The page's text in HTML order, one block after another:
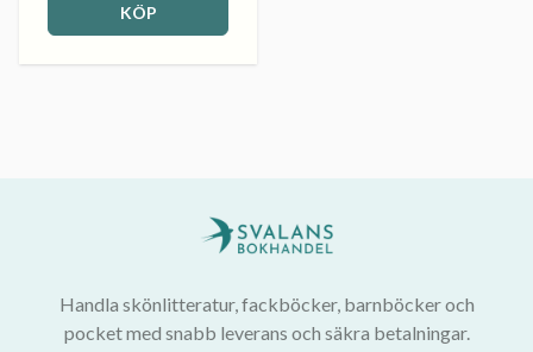
KÖP
Handla skönlitteratur, fackböcker, barnböcker och
pocket med snabb leverans och säkra betalningar.